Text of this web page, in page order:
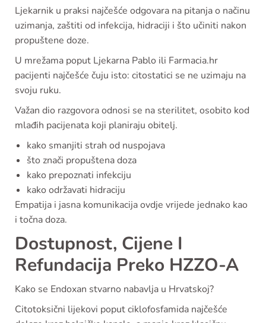
Ljekarnik u praksi najčešće odgovara na pitanja o načinu
uzimanja, zaštiti od infekcija, hidraciji i što učiniti nakon
propuštene doze.
U mrežama poput Ljekarna Pablo ili Farmacia.hr
pacijenti najčešće čuju isto: citostatici se ne uzimaju na
svoju ruku.
Važan dio razgovora odnosi se na sterilitet, osobito kod
mlađih pacijenata koji planiraju obitelj.
kako smanjiti strah od nuspojava
što znači propuštena doza
kako prepoznati infekciju
kako održavati hidraciju
Empatija i jasna komunikacija ovdje vrijede jednako kao
i točna doza.
Dostupnost, Cijene I
Refundacija Preko HZZO-A
Kako se Endoxan stvarno nabavlja u Hrvatskoj?
Citotoksični lijekovi poput ciklofosfamida najčešće